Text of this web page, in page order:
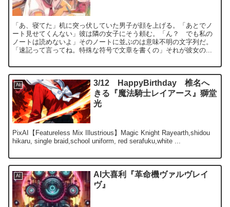
「あ、寝てた」机に突っ伏していた男子が顔を上げる。「あとでノ
ート見せてくんない」彼は隣の女子にそう頼む。「ん？ でも私の
ノートは読めないよ」そのノートに並ぶのは意味不明の文字列だ。
「速記って言ってね。特殊な符号で文章を書くの」それが彼女の...
AI
3/12 HappyBirthday 椎名へ
きる『魔法騎士レイアース』獅堂
光
PixAI【Featureless Mix Illustrious】Magic Knight Rayearth,shidou
hikaru, single braid,school uniform, red serafuku,white ...
AI
AI大喜利『革命機ヴァルヴレイ
ヴ』